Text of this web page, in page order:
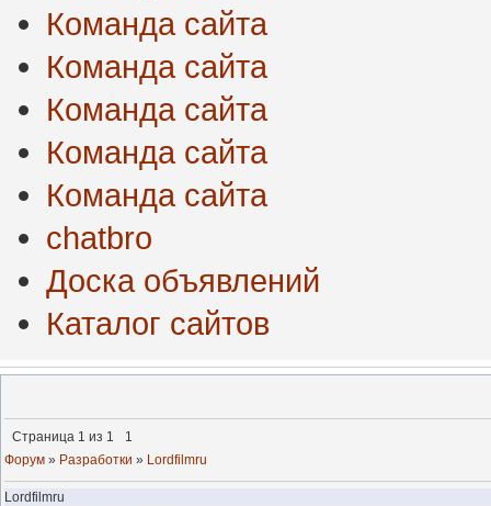
Команда сайта
Команда сайта
Команда сайта
Команда сайта
Команда сайта
chatbro
Доска объявлений
Каталог сайтов
Страница 1 из 1
1
Форум » Разработки » Lordfilmru
Lordfilmru